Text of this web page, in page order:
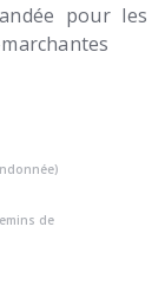
pour les
de